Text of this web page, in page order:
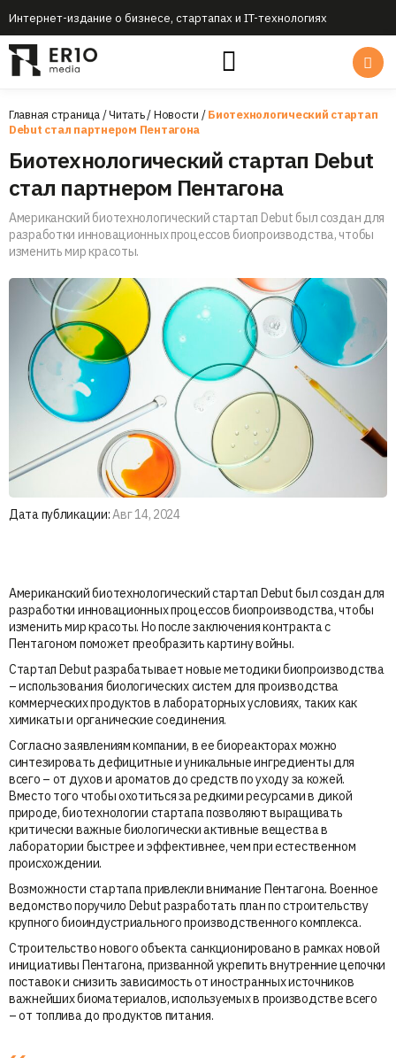
Интернет-издание о бизнесе, стартапах и IT-технологиях
Главная страница/Читать/Новости /Биотехнологический стартап
Debut стал партнером Пентагона
Биотехнологический стартап Debut
стал партнером Пентагона
Американский биотехнологический стартап Debut был создан для
разработки инновационных процессов биопроизводства, чтобы
изменить мир красоты.
Дата публикации:Авг 14, 2024
Американский биотехнологический стартап Debut был создан для
разработки инновационных процессов биопроизводства, чтобы
изменить мир красоты. Но после заключения контракта с
Пентагоном поможет преобразить картину войны.
Стартап Debut разрабатывает новые методики биопроизводства
– использования биологических систем для производства
коммерческих продуктов в лабораторных условиях, таких как
химикаты и органические соединения.
Согласно заявлениям компании, в ее биореакторах можно
синтезировать дефицитные и уникальные ингредиенты для
всего – от духов и ароматов до средств по уходу за кожей.
Вместо того чтобы охотиться за редкими ресурсами в дикой
природе, биотехнологии стартапа позволяют выращивать
критически важные биологически активные вещества в
лаборатории быстрее и эффективнее, чем при естественном
происхождении.
Возможности стартапа привлекли внимание Пентагона. Военное
ведомство поручило Debut разработать план по строительству
крупного биоиндустриального производственного комплекса.
Строительство нового объекта санкционировано в рамках новой
инициативы Пентагона, призванной укрепить внутренние цепочки
поставок и снизить зависимость от иностранных источников
важнейших биоматериалов, используемых в производстве всего
– от топлива до продуктов питания.